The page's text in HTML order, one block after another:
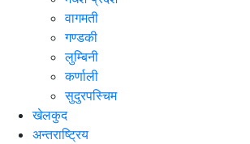
वागमती
गण्डकी
लुम्बिनी
कर्णाली
सुदुरपस्चिम
खेलकुद
अन्तराष्ट्रिय